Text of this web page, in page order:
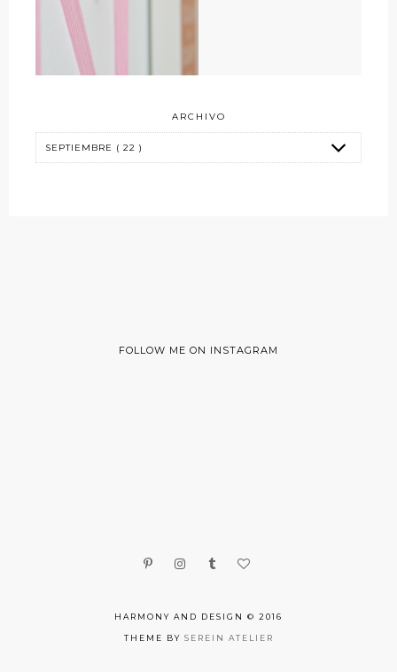
ARCHIVO
FOLLOW ME ON INSTAGRAM
HARMONY AND DESIGN © 2016
THEME BY SEREIN ATELIER